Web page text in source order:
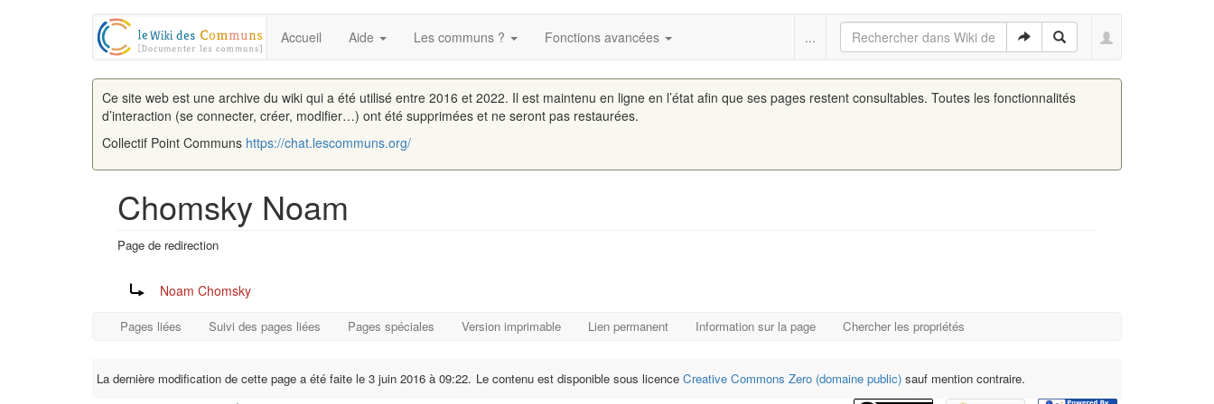
Accueil Aide Les communs ? Fonctions avancées ...
Ce site web est une archive du wiki qui a été utilisé entre 2016 et 2022. Il est maintenu en ligne en l’état afin que ses pages restent consultables. Toutes les fonctionnalités
d’interaction (se connecter, créer, modifier…) ont été supprimées et ne seront pas restaurées.
Collectif Point Communs https://chat.lescommuns.org/
Chomsky Noam
Page de redirection
Rediriger vers :
Noam Chomsky
Pages liées Suivi des pages liées Pages spéciales Version imprimable Lien permanent Information sur la page Chercher les propriétés
La dernière modification de cette page a été faite le 3 juin 2016 à 09:22. Le contenu est disponible sous licence Creative Commons Zero (domaine public) sauf mention contraire.